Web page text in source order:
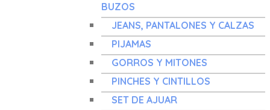
BUZOS
JEANS, PANTALONES Y CALZAS
PIJAMAS
GORROS Y MITONES
PINCHES Y CINTILLOS
SET DE AJUAR